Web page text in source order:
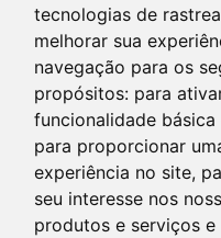
tecnologias de
melhorar sua
navegação para os
propósitos: para
funcionalidade
para proporcionar
experiência no site,
seu interesse nos
produtos e serviços e
às 12h e das 13h às 17h30,
feira, e nas sextas-feiras das
Municipal
Guilherme Winter 65 - Centro